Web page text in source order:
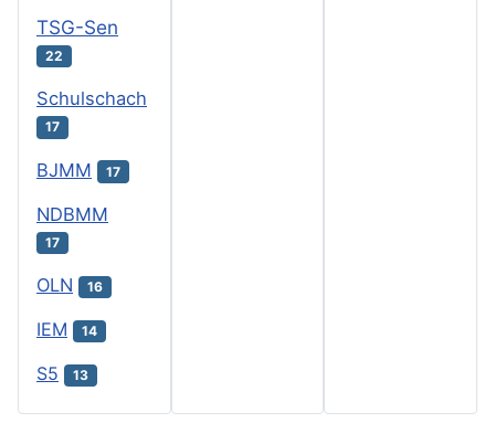
TSG-Sen
22
Schulschach
17
BJMM 17
NDBMM
17
OLN 16
IEM 14
S5 13